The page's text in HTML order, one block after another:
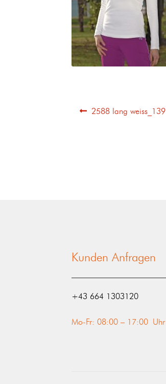
2588 lang weiss_139
Kunden Anfragen
‭+43 664 1303120‬
Mo-Fr: 08:00 – 17:00 Uhr